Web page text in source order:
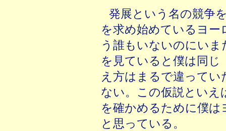
発展という名の競争
を求め始めているヨー
う誰もいないのにい
を見ていると僕は同じ
え方はまるで違って
ない。この仮説といえ
を確かめるために僕
と思っている。